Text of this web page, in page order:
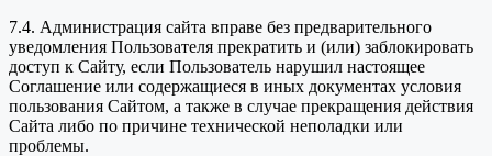
7.4. Администрация сайта вправе без предварительного
уведомления Пользователя прекратить и (или) заблокировать
доступ к Сайту, если Пользователь нарушил настоящее
Соглашение или содержащиеся в иных документах условия
пользования Сайтом, а также в случае прекращения действия
Сайта либо по причине технической неполадки или
проблемы.